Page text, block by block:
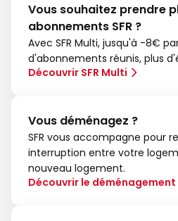
Vous souhaitez prendre
abonnements SFR ?
Avec SFR Multi, jusqu'à -8€
d'abonnements réunis, plus
Découvrir SFR Multi
Vous déménagez ?
SFR vous accompagne pour
interruption entre votre
nouveau logement.
Découvrir le déménagement